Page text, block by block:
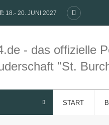
18.- 20. JUNI 2027
- das offizielle
"St.
START